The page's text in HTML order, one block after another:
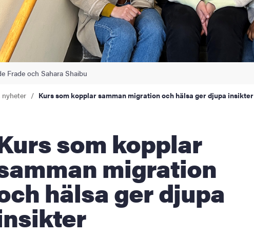
Frade och Sahara Shaibu
nyheter Kurs som kopplar samman migration och hälsa ger djupa insikter
kopplar
migration
hälsa ger djupa